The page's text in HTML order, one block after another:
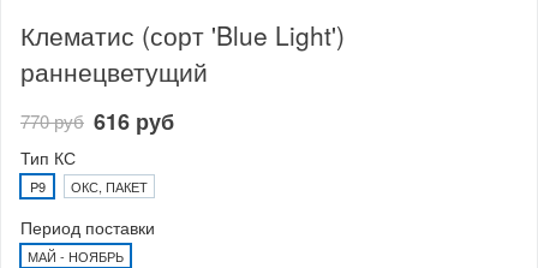
Клематис (сорт 'Blue Light')
раннецветущий
770 руб 616 руб
Тип КС
P9 ОКС, ПАКЕТ
Период поставки
МАЙ - НОЯБРЬ